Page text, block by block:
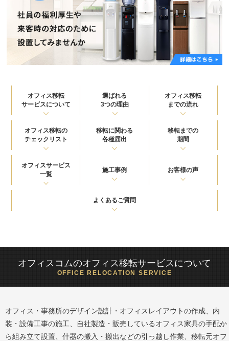
オフィス移転
サービスについて
選ばれる
3つの理由
オフィス移転
までの流れ
オフィス移転の
チェックリスト
移転に関わる
各種届出
移転までの
期間
オフィスサービス
一覧
施工事例 お客様の声
よくあるご質問
オフィスコムのオフィス移転サービスについて
OFFICE RELOCATION SERVICE
オフィス・事務所のデザイン設計・オフィスレイアウトの作成、内
装・設備工事の施工、自社製造・販売しているオフィス家具の手配か
ら組み立て設置、什器の搬入・搬出などの引っ越し作業、移転元オフ